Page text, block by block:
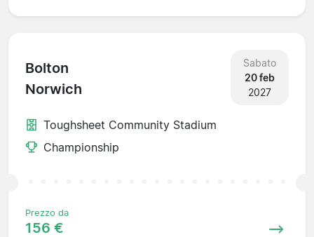
Bolton
Norwich
Sabato
20 feb
2027
Toughsheet Community Stadium
Championship
Prezzo da
156 €